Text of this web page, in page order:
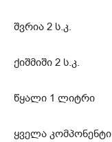
შვრია 2 ს.კ.
ქიშმიში 2 ს.კ.
წყალი 1 ლიტრი
ყველა